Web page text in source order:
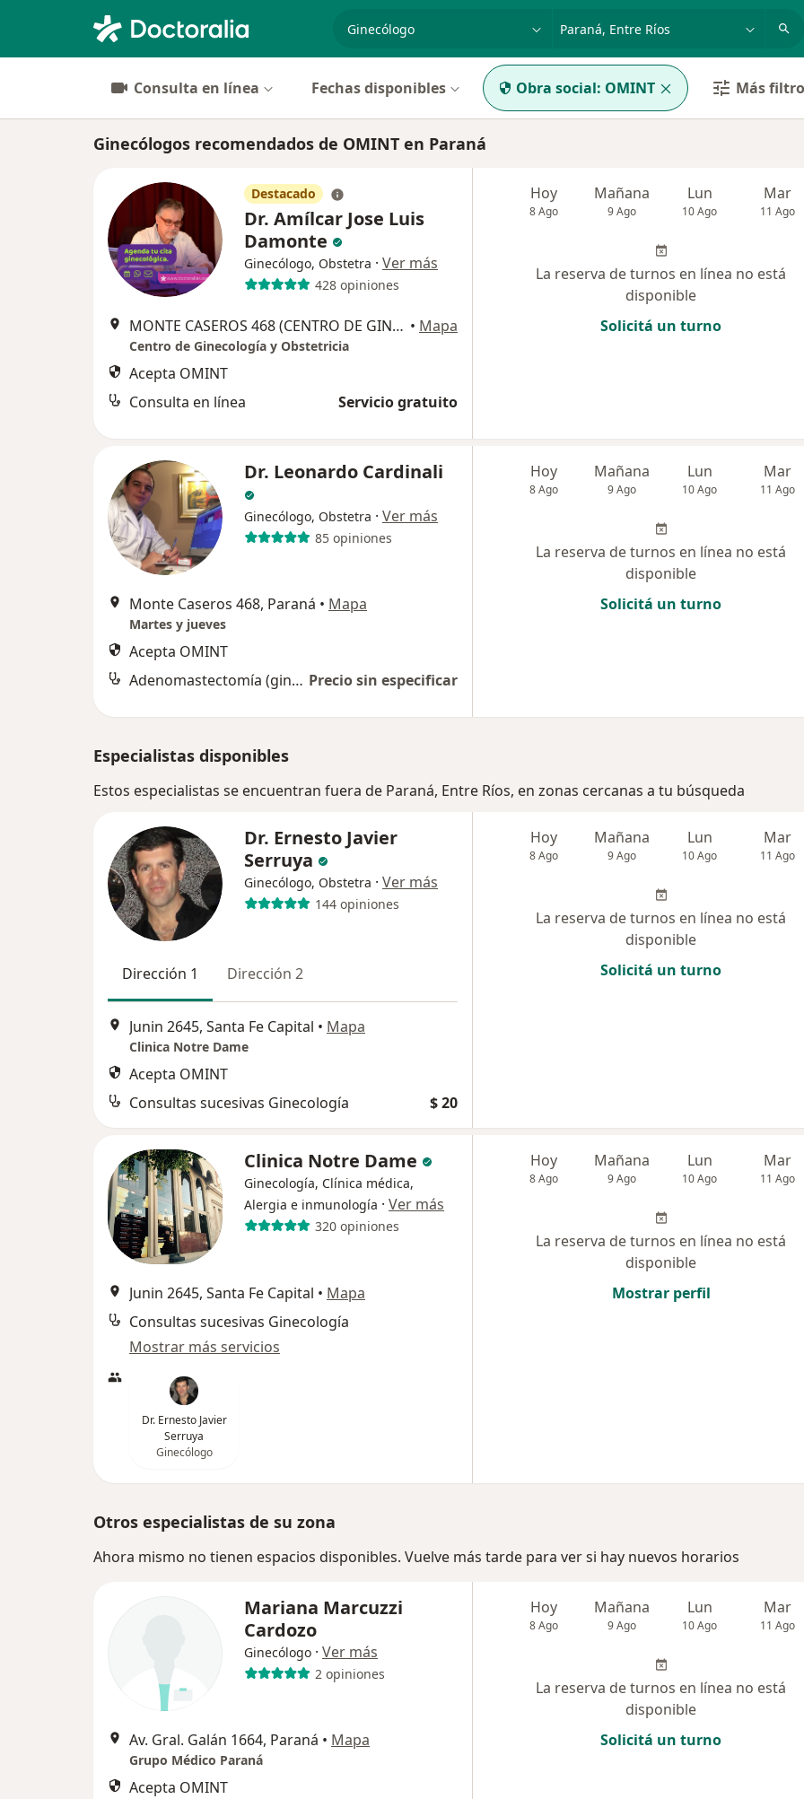
especialidad, enfermedad o nombrep. ej. Buenos Aires
Consulta en línea Fechas disponibles Obra social: OMINT Más
Ginecólogos recomendados de OMINT en Paraná
Destacado
Dr. Amílcar Jose Luis
Damonte
Ginecólogo, Obstetra · Ver más
428 opiniones
MONTE CASEROS 468 (CENTRO DE GINECOLOGIA Y OBSTETRICIA), Paraná • Mapa
Centro de Ginecología y Obstetricia
Acepta OMINT
Consulta en línea
Servicio gratuito
Hoy
8 Ago
Mañana
9 Ago
Lun
10 Ago
Mar
11 Ago
La reserva de turnos en línea no está
disponible
Solicitá un turno
Dr. Leonardo Cardinali
Ginecólogo, Obstetra · Ver más
85 opiniones
Monte Caseros 468, Paraná • Mapa
Martes y jueves
Acepta OMINT
Adenomastectomía (ginecomastia) Precio sin especificar
Hoy
8 Ago
Mañana
9 Ago
Lun
10 Ago
Mar
11 Ago
La reserva de turnos en línea no está
disponible
Solicitá un turno
Especialistas disponibles
Estos especialistas se encuentran fuera de Paraná, Entre Ríos, en zonas cercanas a tu búsqueda
Dr. Ernesto Javier
Serruya
Ginecólogo, Obstetra · Ver más
144 opiniones
Dirección 1 Dirección 2
Junin 2645, Santa Fe Capital • Mapa
Clinica Notre Dame
Acepta OMINT
Consultas sucesivas Ginecología
$ 20
Hoy
8 Ago
Mañana
9 Ago
Lun
10 Ago
Mar
11 Ago
La reserva de turnos en línea no está
disponible
Solicitá un turno
Clinica Notre Dame
Ginecología, Clínica médica,
Alergia e inmunología · Ver más
320 opiniones
Junin 2645, Santa Fe Capital • Mapa
Consultas sucesivas Ginecología
Mostrar más servicios
Dr. Ernesto Javier
Serruya
Ginecólogo
Hoy
8 Ago
Mañana
9 Ago
Lun
10 Ago
Mar
11 Ago
La reserva de turnos en línea no está
disponible
Mostrar perfil
Otros especialistas de su zona
Ahora mismo no tienen espacios disponibles. Vuelve más tarde para ver si hay nuevos horarios
Mariana Marcuzzi
Cardozo
Ginecólogo · Ver más
2 opiniones
Av. Gral. Galán 1664, Paraná • Mapa
Grupo Médico Paraná
Acepta OMINT
Hoy
8 Ago
Mañana
9 Ago
Lun
10 Ago
Mar
11 Ago
La reserva de turnos en línea no está
disponible
Solicitá un turno